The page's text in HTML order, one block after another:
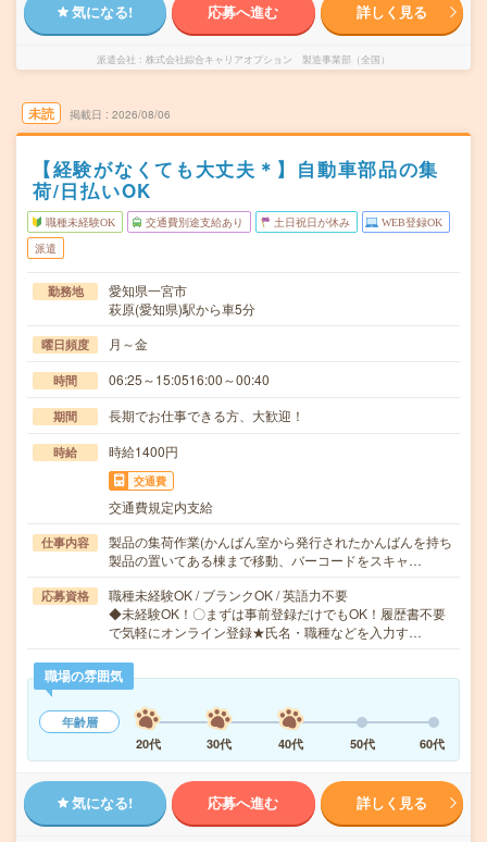
気になる! 応募へ進む 詳しく見る
派遣会社 株式会社綜合キャリアオプション 製造事業部（全国）
未読 掲載日 2026/08/06
【経験がなくても大丈夫＊】自動車部品の集
荷/日払いOK
職種未経験OK 交通費別途支給あり 土日祝日が休み WEB登録OK
派遣
勤務地
愛知県一宮市
萩原(愛知県)駅から車5分
曜日頻度 月～金
時間 06:25～15:0516:00～00:40
期間 長期でお仕事できる方、大歓迎！
時給 時給1400円
交通費
交通費規定内支給
仕事内容
製品の集荷作業(かんばん室から発行されたかんばんを持ち
製品の置いてある棟まで移動、バーコードをスキャ…
応募資格
職種未経験OK / ブランクOK / 英語力不要
◆未経験OK！〇まずは事前登録だけでもOK！履歴書不要
で気軽にオンライン登録★氏名・職種などを入力す…
職場の雰囲気
年齢層
20代
30代 40代 50代 60代
気になる! 応募へ進む 詳しく見る